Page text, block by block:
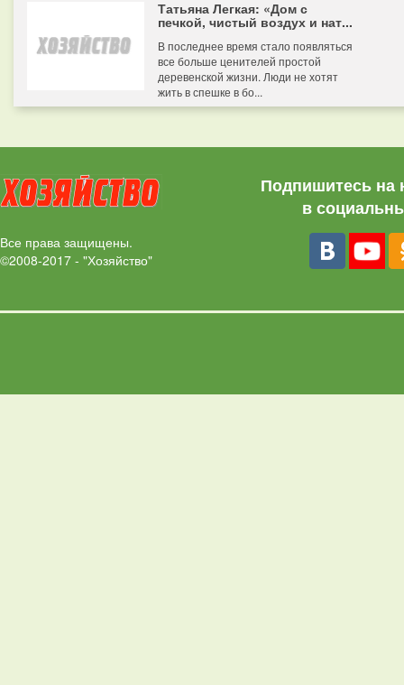
Татьяна Легкая: «Дом с
печкой, чистый воздух и нат...
В последнее время стало появляться
все больше ценителей простой
деревенской жизни. Люди не хотят
жить в спешке в бо...
Все права защищены.
©2008-2017 - "Хозяйство"
Подпишитесь на
в